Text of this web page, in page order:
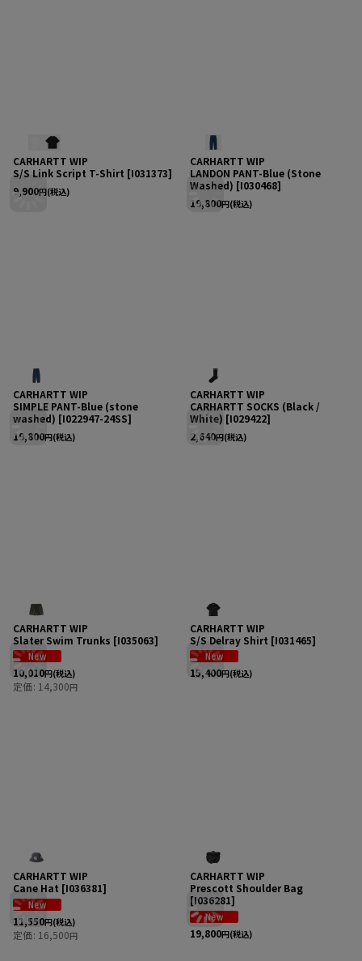
CARHARTT WIP
S/S Link Script T-Shirt [I031373]
9,900円(税込)
CARHARTT WIP
LANDON PANT-Blue (Stone
Washed) [I030468]
19,800円(税込)
CARHARTT WIP
SIMPLE PANT-Blue (stone
washed) [I022947-24SS]
19,800円(税込)
CARHARTT WIP
CARHARTT SOCKS (Black /
White) [I029422]
2,640円(税込)
CARHARTT WIP
Slater Swim Trunks [I035063]
10,010円(税込)
定価: 14,300円
CARHARTT WIP
S/S Delray Shirt [I031465]
15,400円(税込)
CARHARTT WIP
Cane Hat [I036381]
11,550円(税込)
定価: 16,500円
CARHARTT WIP
Prescott Shoulder Bag
[I036281]
19,800円(税込)